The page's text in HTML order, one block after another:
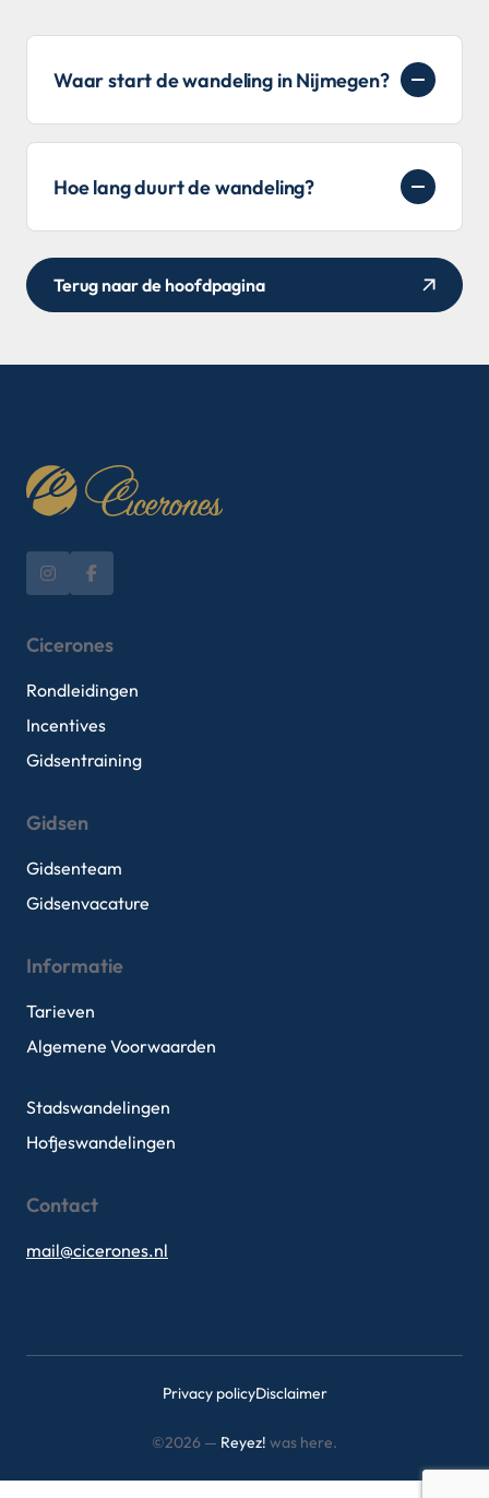
Waar start de wandeling in Nijmegen?
Hoe lang duurt de wandeling?
Terug naar de hoofdpagina
Cicerones
Rondleidingen
Incentives
Gidsentraining
Gidsen
Gidsenteam
Gidsenvacature
Informatie
Tarieven
Algemene Voorwaarden
Stadswandelingen
Hofjeswandelingen
Contact
mail@cicerones.nl
Privacy policyDisclaimer
©2026 — Reyez! was here.